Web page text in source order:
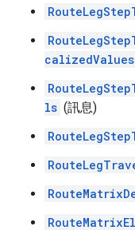
calizedValues
ls (訊息)